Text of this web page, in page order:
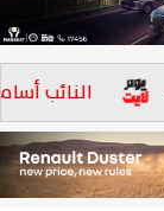
النائب أسامة أبو العز